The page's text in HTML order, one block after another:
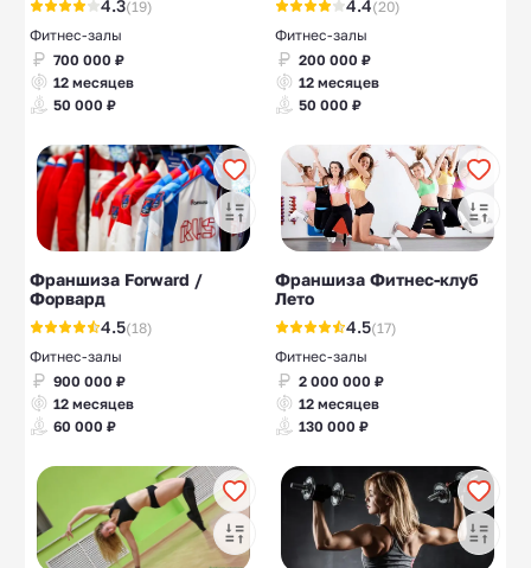
4.3(19)
Фитнес-залы
700 000 ₽
12 месяцев
50 000 ₽
4.4(20)
Фитнес-залы
200 000 ₽
12 месяцев
50 000 ₽
Франшиза Forward /
Форвард
4.5(18)
Фитнес-залы
900 000 ₽
12 месяцев
60 000 ₽
Франшиза Фитнес-клуб
Лето
4.5(17)
Фитнес-залы
2 000 000 ₽
12 месяцев
130 000 ₽